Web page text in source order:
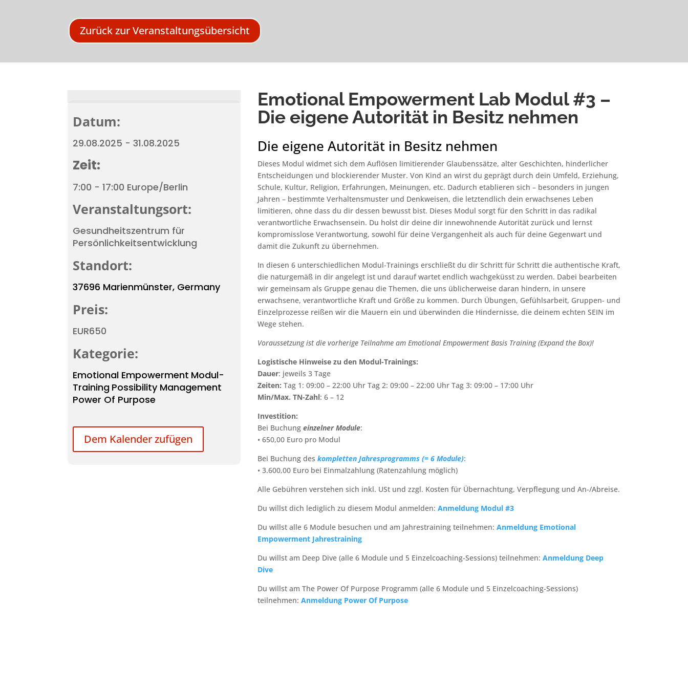
Zurück zur Veranstaltungsübersicht
Datum:
29.08.2025 - 31.08.2025
Zeit:
7:00 - 17:00 Europe/Berlin
Veranstaltungsort:
Gesundheitszentrum für
Persönlichkeitsentwicklung
Standort:
37696 Marienmünster, Germany
Preis:
EUR650
Kategorie:
Emotional Empowerment Modul-
Training Possibility Management
Power Of Purpose
Dem Kalender zufügen
Emotional Empowerment Lab Modul #3 –
Die eigene Autorität in Besitz nehmen
Die eigene Autorität in Besitz nehmen
Dieses Modul widmet sich dem Auflösen limitierender Glaubenssätze, alter Geschichten, hinderlicher
Entscheidungen und blockierender Muster. Von Kind an wirst du geprägt durch dein Umfeld, Erziehung,
Schule, Kultur, Religion, Erfahrungen, Meinungen, etc. Dadurch etablieren sich – besonders in jungen
Jahren – bestimmte Verhaltensmuster und Denkweisen, die letztendlich dein erwachsenes Leben
limitieren, ohne dass du dir dessen bewusst bist. Dieses Modul sorgt für den Schritt in das radikal
verantwortliche Erwachsensein. Du holst dir deine dir innewohnende Autorität zurück und lernst
kompromisslose Verantwortung, sowohl für deine Vergangenheit als auch für deine Gegenwart und
damit die Zukunft zu übernehmen.
In diesen 6 unterschiedlichen Modul-Trainings erschließt du dir Schritt für Schritt die authentische Kraft,
die naturgemäß in dir angelegt ist und darauf wartet endlich wachgeküsst zu werden. Dabei bearbeiten
wir gemeinsam als Gruppe genau die Themen, die uns üblicherweise daran hindern, in unsere
erwachsene, verantwortliche Kraft und Größe zu kommen. Durch Übungen, Gefühlsarbeit, Gruppen- und
Einzelprozesse reißen wir die Mauern ein und überwinden die Hindernisse, die deinem echten SEIN im
Wege stehen.
Voraussetzung ist die vorherige Teilnahme am Emotional Empowerment Basis Training (Expand the Box)!
Logistische Hinweise zu den Modul-Trainings:
Dauer: jeweils 3 Tage
Zeiten: Tag 1: 09:00 – 22:00 Uhr Tag 2: 09:00 – 22:00 Uhr Tag 3: 09:00 – 17:00 Uhr
Min/Max. TN-Zahl: 6 – 12
Investition:
Bei Buchung einzelner Module:
• 650,00 Euro pro Modul
Bei Buchung des kompletten Jahresprogramms (= 6 Module):
• 3.600,00 Euro bei Einmalzahlung (Ratenzahlung möglich)
Alle Gebühren verstehen sich inkl. USt und zzgl. Kosten für Übernachtung, Verpflegung und An-/Abreise.
Du willst dich lediglich zu diesem Modul anmelden: Anmeldung Modul #3
Du willst alle 6 Module besuchen und am Jahrestraining teilnehmen: Anmeldung Emotional
Empowerment Jahrestraining
Du willst am Deep Dive (alle 6 Module und 5 Einzelcoaching-Sessions) teilnehmen: Anmeldung Deep
Dive
Du willst am The Power Of Purpose Programm (alle 6 Module und 5 Einzelcoaching-Sessions)
teilnehmen: Anmeldung Power Of Purpose